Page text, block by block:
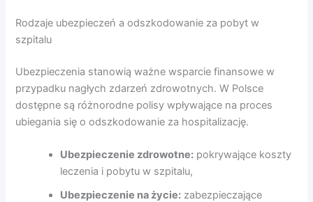
Rodzaje ubezpieczeń a odszkodowanie za pobyt w
szpitalu
Ubezpieczenia stanowią ważne wsparcie finansowe w
przypadku nagłych zdarzeń zdrowotnych. W Polsce
dostępne są różnorodne polisy wpływające na proces
ubiegania się o odszkodowanie za hospitalizację.
Ubezpieczenie zdrowotne: pokrywające koszty
leczenia i pobytu w szpitalu,
Ubezpieczenie na życie: zabezpieczające